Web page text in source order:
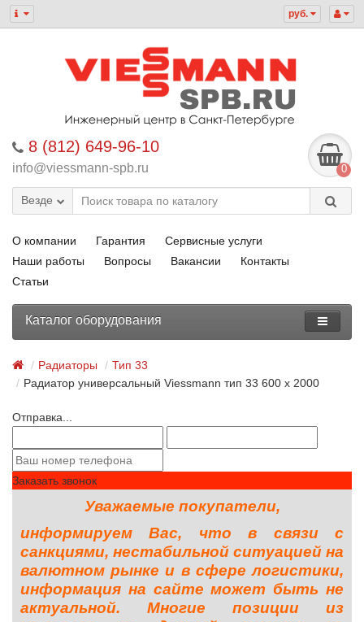
руб.
8 (812) 649-96-10
info@viessmann-spb.ru 0
Везде
О компании Гарантия
Сервисные услуги
Наши работы
Вопросы Вакансии
Контакты
Статьи
Каталог оборудования
Радиаторы
Тип 33
Радиатор универсальный Viessmann тип 33 600 x 2000
Отправка...
Заказать звонок
Уважаемые покупатели,
информируем Вас, что в связи с
санкциями, нестабильной ситуацией на
валютном рынке и в сфере логистики,
информация на сайте может быть не
актуальной. Многие позиции из